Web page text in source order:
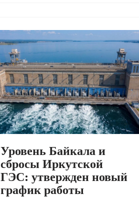
Уровень Байкала и
сбросы Иркутской
ГЭС: утвержден новый
график работы